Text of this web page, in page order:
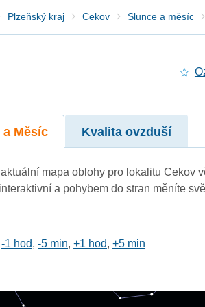
Plzeňský kraj Cekov Slunce a měsíc
Měsíc Kvalita ovzduší
mapa oblohy pro lokalitu Cekov
a pohybem do stran měníte
-1 hod,-5 min,+1 hod,+5 min